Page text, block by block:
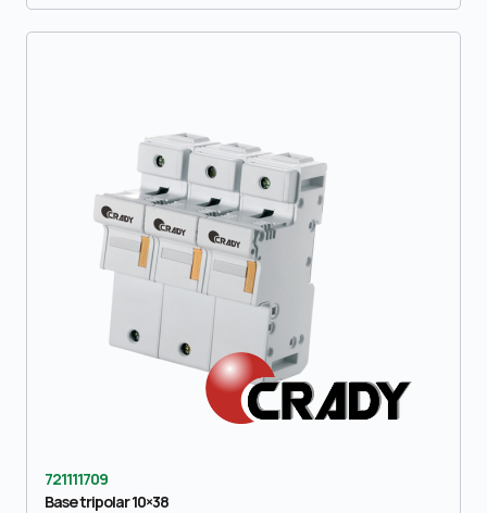
721111709
Base tripolar 10×38